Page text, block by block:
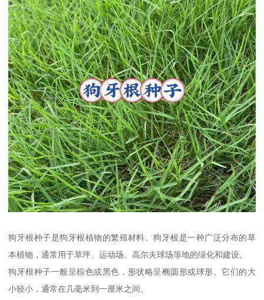
狗牙根种子是狗牙根植物的繁殖材料。狗牙根是一种广泛分布的草
本植物，通常用于草坪、运动场、高尔夫球场等地的绿化和建设。
狗牙根种子一般呈棕色或黑色，形状略呈椭圆形或球形。它们的大
小较小，通常在几毫米到一厘米之间。